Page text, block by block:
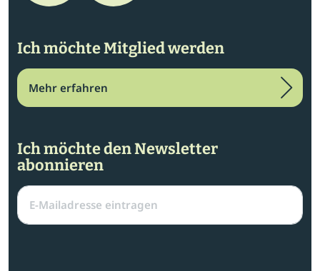
Ich möchte Mitglied werden
Mehr erfahren
Ich möchte den Newsletter
abonnieren